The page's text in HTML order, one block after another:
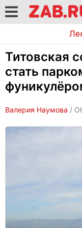
Титовская
стать
Валерия Наумова /